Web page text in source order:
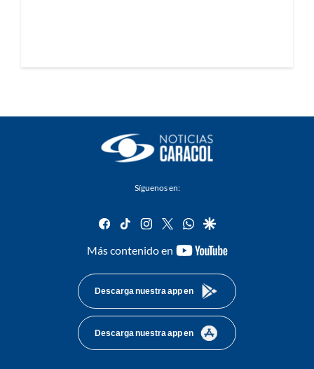
Síguenos en:
facebook
tiktok instagram
twitterwhatsapp
google
Más contenido en
youtube-
Descarga nuestra app en
Descarga nuestra app en